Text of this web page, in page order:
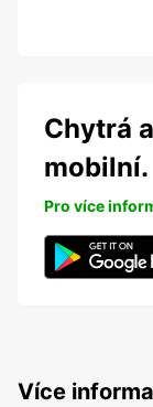
Chytrá
mobilní.
Pro více
Více